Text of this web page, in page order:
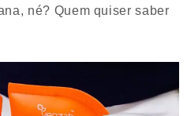
né? Quem quiser saber